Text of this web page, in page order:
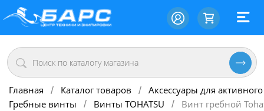
Главная / Каталог товаров / Аксессуары для
Гребные винты
/ Винты TOHATSU / Винт гребной